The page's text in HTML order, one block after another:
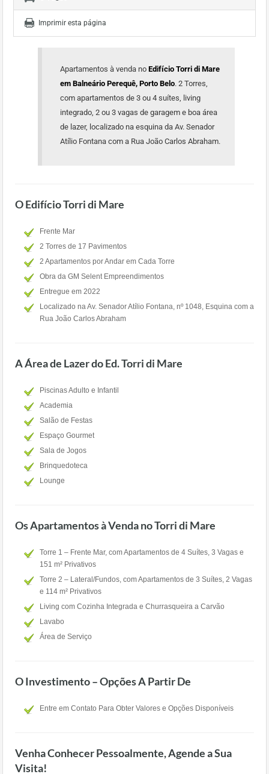
Imprimir esta página
Apartamentos à venda no Edifício Torri di Mare
em Balneário Perequê, Porto Belo. 2 Torres,
com apartamentos de 3 ou 4 suítes, living
integrado, 2 ou 3 vagas de garagem e boa área
de lazer, localizado na esquina da Av. Senador
Atílio Fontana com a Rua João Carlos Abraham.
O Edifício Torri di Mare
Frente Mar
2 Torres de 17 Pavimentos
2 Apartamentos por Andar em Cada Torre
Obra da GM Selent Empreendimentos
Entregue em 2022
Localizado na Av. Senador Atílio Fontana, nº 1048, Esquina com a
Rua João Carlos Abraham
A Área de Lazer do Ed. Torri di Mare
Piscinas Adulto e Infantil
Academia
Salão de Festas
Espaço Gourmet
Sala de Jogos
Brinquedoteca
Lounge
Os Apartamentos à Venda no Torri di Mare
Torre 1 – Frente Mar, com Apartamentos de 4 Suítes, 3 Vagas e
151 m² Privativos
Torre 2 – Lateral/Fundos, com Apartamentos de 3 Suítes, 2 Vagas
e 114 m² Privativos
Living com Cozinha Integrada e Churrasqueira a Carvão
Lavabo
Área de Serviço
O Investimento – Opções A Partir De
Entre em Contato Para Obter Valores e Opções Disponíveis
Venha Conhecer Pessoalmente, Agende a Sua
Visita!